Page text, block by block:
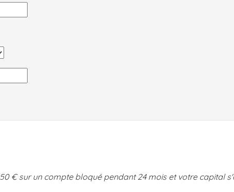
€ sur un compte bloqué pendant 24 mois et votre capital